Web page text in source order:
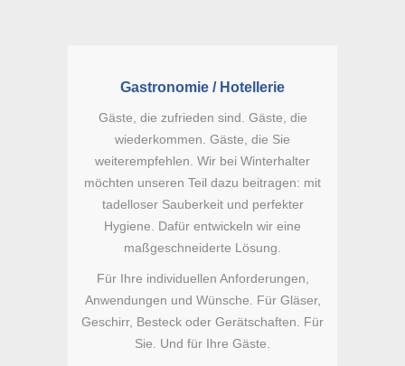
Gastronomie / Hotellerie
Gäste, die zufrieden sind. Gäste, die
wiederkommen. Gäste, die Sie
weiterempfehlen. Wir bei Winterhalter
möchten unseren Teil dazu beitragen: mit
tadelloser Sauberkeit und perfekter
Hygiene. Dafür entwickeln wir eine
maßgeschneiderte Lösung.
Für Ihre individuellen Anforderungen,
Anwendungen und Wünsche. Für Gläser,
Geschirr, Besteck oder Gerätschaften. Für
Sie. Und für Ihre Gäste.